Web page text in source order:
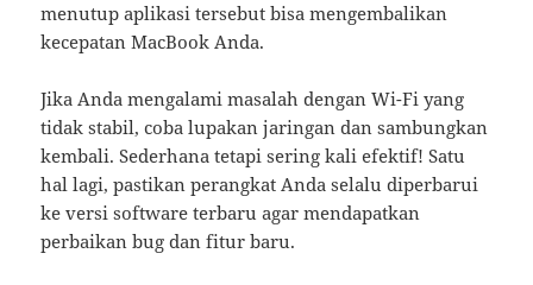
menutup aplikasi tersebut bisa mengembalikan
kecepatan MacBook Anda.
Jika Anda mengalami masalah dengan Wi-Fi yang
tidak stabil, coba lupakan jaringan dan sambungkan
kembali. Sederhana tetapi sering kali efektif! Satu
hal lagi, pastikan perangkat Anda selalu diperbarui
ke versi software terbaru agar mendapatkan
perbaikan bug dan fitur baru.